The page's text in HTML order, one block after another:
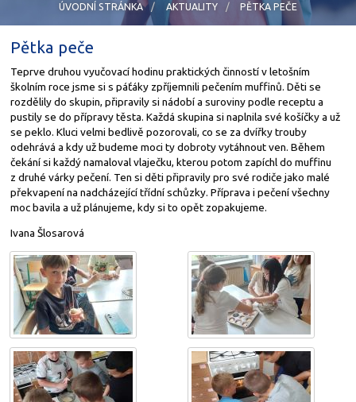
ÚVODNÍ STRÁNKA AKTUALITY PĚTKA PEČE
Pětka peče
Teprve druhou vyučovací hodinu praktických činností v letošním
školním roce jsme si s páťáky zpříjemnili pečením muffinů. Děti se
rozdělily do skupin, připravily si nádobí a suroviny podle receptu a
pustily se do přípravy těsta. Každá skupina si naplnila své košíčky a už
se peklo. Kluci velmi bedlivě pozorovali, co se za dvířky trouby
odehrává a kdy už budeme moci ty dobroty vytáhnout ven. Během
čekání si každý namaloval vlaječku, kterou potom zapíchl do muffinu
z druhé várky pečení. Ten si děti připravily pro své rodiče jako malé
překvapení na nadcházející třídní schůzky. Příprava i pečení všechny
moc bavila a už plánujeme, kdy si to opět zopakujeme.
Ivana Šlosarová